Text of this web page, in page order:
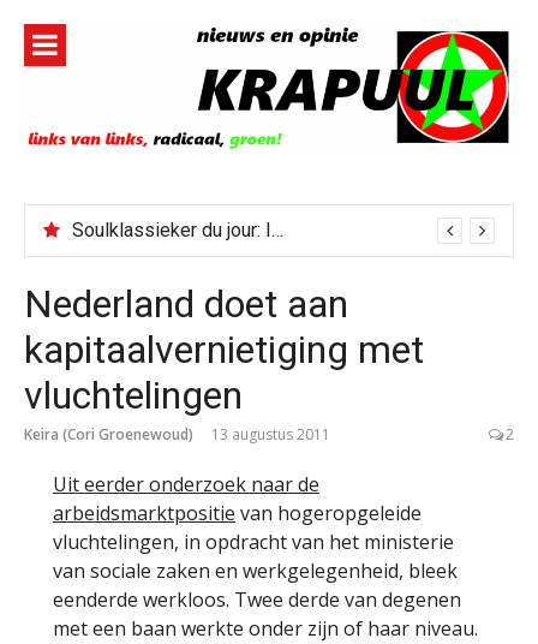
inhoud
Soulklassieker du jour: I Wish It Would Rain
Nederland doet aan
kapitaalvernietiging met
vluchtelingen
Keira (Cori Groenewoud) 13 augustus 2011 2
Uit eerder onderzoek naar de
arbeidsmarktpositie van hogeropgeleide
vluchtelingen, in opdracht van het ministerie
van sociale zaken en werkgelegenheid, bleek
eenderde werkloos. Twee derde van degenen
met een baan werkte onder zijn of haar niveau.